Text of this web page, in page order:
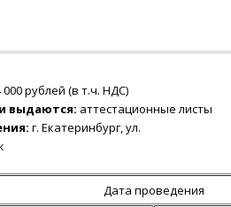
000 рублей (в т.ч. НДС)
выдаются: аттестационные листы
г. Екатеринбург, ул.
Дата проведения